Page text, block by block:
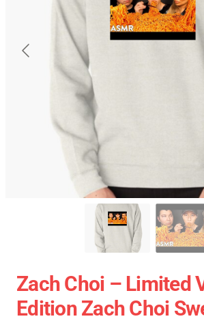
Zach Choi – Limited
Edition Zach Choi